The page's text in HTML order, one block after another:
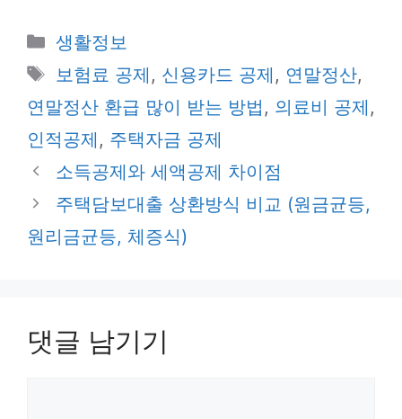
카
테
리
생활정보
태
그
보험료 공제 , 신용카드 공제 , 연말정산,
연말정산 환급 많이 받는 방법 , 의료비 공제 ,
인적공제 , 주택자금 공제
소득공제와 세액공제 차이점
주택담보대출 상환방식 비교 (원금균등,
원리금균등, 체증식)
댓글 남기기